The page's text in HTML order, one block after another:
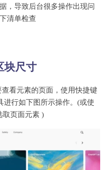
，导致后台很多操作出现问
清单检查
块尺寸
看元素的页面，使用快捷键
进行如下图所示操作。(或使
取页面元素 )